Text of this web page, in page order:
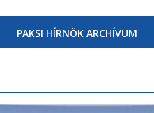
PAKSI HÍRNÖK ARCHÍVUM